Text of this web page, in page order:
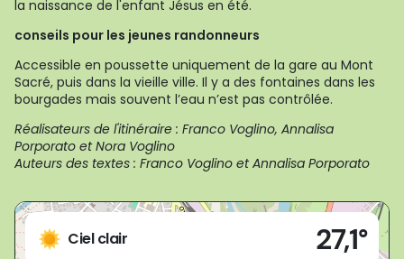
la naissance de l'enfant Jésus en été.
conseils pour les jeunes randonneurs
Accessible en poussette uniquement de la gare au Mont
Sacré, puis dans la vieille ville. Il y a des fontaines dans les
bourgades mais souvent l’eau n’est pas contrôlée.
Réalisateurs de l'itinéraire : Franco Voglino, Annalisa
Porporato et Nora Voglino
Auteurs des textes : Franco Voglino et Annalisa Porporato
Ciel clair 27,1°
Domodossola (VB)